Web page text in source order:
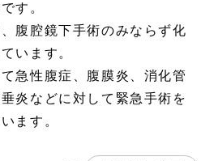
す。
腹腔鏡下手術のみならず化
います。
急性腹症、腹膜炎、消化管
炎などに対して緊急手術を
ます。